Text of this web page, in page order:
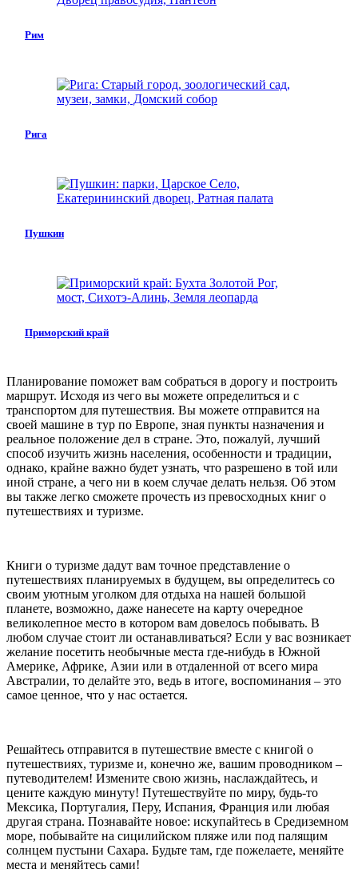
Рим
Рига
Пушкин
Приморский край
Планирование поможет вам собраться в дорогу и построить
маршрут. Исходя из чего вы можете определиться и с
транспортом для путешествия. Вы можете отправится на
своей машине в тур по Европе, зная пункты назначения и
реальное положение дел в стране. Это, пожалуй, лучший
способ изучить жизнь населения, особенности и традиции,
однако, крайне важно будет узнать, что разрешено в той или
иной стране, а чего ни в коем случае делать нельзя. Об этом
вы также легко сможете прочесть из превосходных книг о
путешествиях и туризме.
Книги о туризме дадут вам точное представление о
путешествиях планируемых в будущем, вы определитесь со
своим уютным уголком для отдыха на нашей большой
планете, возможно, даже нанесете на карту очередное
великолепное место в котором вам довелось побывать. В
любом случае стоит ли останавливаться? Если у вас возникает
желание посетить необычные места где-нибудь в Южной
Америке, Африке, Азии или в отдаленной от всего мира
Австралии, то делайте это, ведь в итоге, воспоминания – это
самое ценное, что у нас остается.
Решайтесь отправится в путешествие вместе с книгой о
путешествиях, туризме и, конечно же, вашим проводником –
путеводителем! Измените свою жизнь, наслаждайтесь, и
цените каждую минуту! Путешествуйте по миру, будь-то
Мексика, Португалия, Перу, Испания, Франция или любая
другая страна. Познавайте новое: искупайтесь в Средиземном
море, побывайте на сицилийском пляже или под палящим
солнцем пустыни Сахара. Будьте там, где пожелаете, меняйте
места и меняйтесь сами!